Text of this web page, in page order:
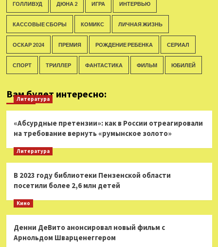
ГОЛЛИВУД ДЮНА 2 ИГРА ИНТЕРВЬЮ
КАССОВЫЕ СБОРЫ КОМИКС ЛИЧНАЯ ЖИЗНЬ
ОСКАР 2024 ПРЕМИЯ РОЖДЕНИЕ РЕБЕНКА СЕРИАЛ
СПОРТ ТРИЛЛЕР ФАНТАСТИКА ФИЛЬМ ЮБИЛЕЙ
Вам будет интересно:
Литература
«Абсурдные претензии»: как в России отреагировали
на требование вернуть «румынское золото»
Литература
В 2023 году библиотеки Пензенской области
посетили более 2,6 млн детей
Кино
Денни ДеВито анонсировал новый фильм с
Арнольдом Шварценеггером